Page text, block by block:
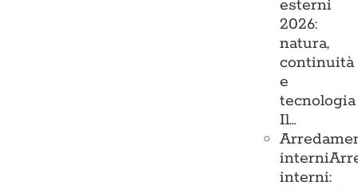
esterni
2026:
natura,
continuità
e
tecnologia
Il…
interni
interni: